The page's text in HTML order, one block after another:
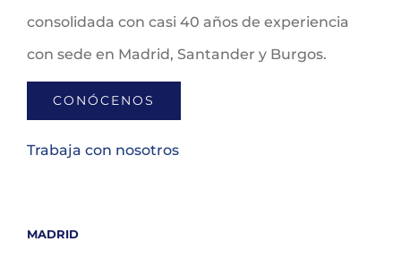
consolidada con casi 40 años de experiencia
con sede en Madrid, Santander y Burgos.
CONÓCENOS
Trabaja con nosotros
MADRID